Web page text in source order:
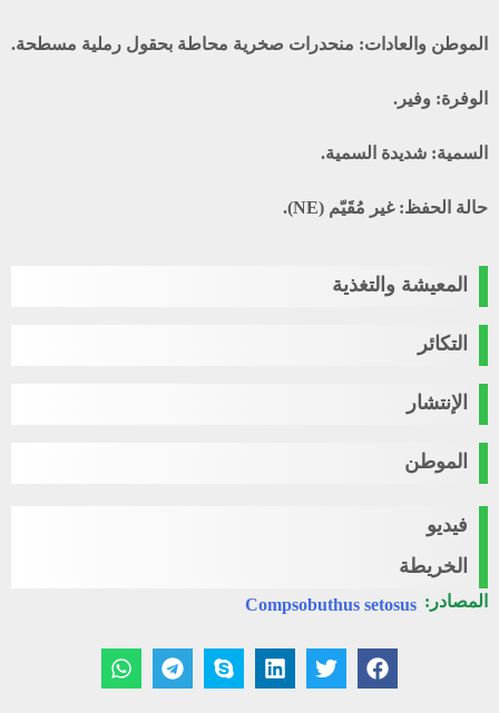
الموطن والعادات: منحدرات صخرية محاطة بحقول رملية مسطحة.
الوفرة: وفير.
السمية: شديدة السمية.
حالة الحفظ: غير مُقَيّم (NE).
المعيشة والتغذية
التكائر
الإنتشار
الموطن
فيديو
الخريطة
المصادر: Compsobuthus setosus